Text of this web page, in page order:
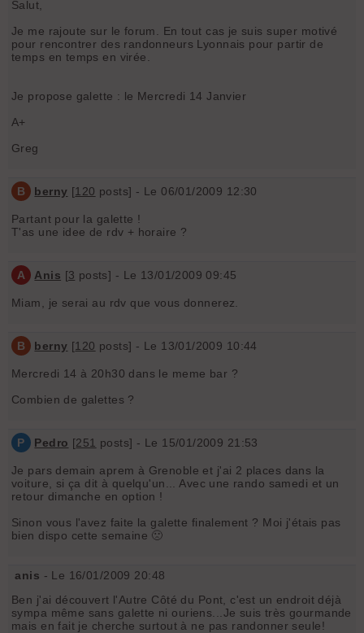
Salut,
Je me rajoute sur le forum. En tout cas je suis super motivé
pour rencontrer des randonneurs Lyonnais pour partir de
temps en temps en virée.
Je propose galette : le Mercredi 14 Janvier
A+
Greg
B berny [120 posts] - Le 06/01/2009 12:30
Partant pour la galette !
T'as une idee de rdv + horaire ?
A Anis [3 posts] - Le 13/01/2009 09:45
Miam, je serai au rdv que vous donnerez.
B berny [120 posts] - Le 13/01/2009 10:44
Mercredi 14 à 20h30 dans le meme bar ?
Combien de galettes ?
P Pedro [251 posts] - Le 15/01/2009 21:53
Je pars demain aprem à Grenoble et j'ai 2 places dans la
voiture, si ça dit à quelqu'un... Avec une rando samedi et un
retour dimanche en option !
Sinon vous l'avez faite la galette finalement ? Moi j'étais pas
bien dispo cette semaine 🙁
anis - Le 16/01/2009 20:48
Ben j'ai découvert l'Autre Côté du Pont, c'est un endroit déjà
sympa même sans galette ni ouriens...Je suis très gourmande
mais en fait je cherche surtout à ne pas randonner seule!